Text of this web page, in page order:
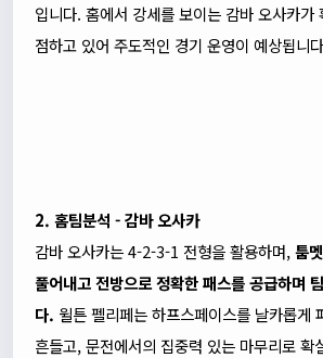
입니다. 홈에서 강세를 보이는 감바 오사카가
점하고 있어 주도적인 경기 운영이 예상됩니
2. 홈팀분석 - 감바 오사카
감바 오사카는 4-2-3-1 전형을 활용하며, 툼
풀어내고 전방으로 정확한 패스를 공급하며
다. 윌튼 펠리페는 하프스페이스를 날카롭게
흔들고, 문전에서의 집중력 있는 마무리로 확